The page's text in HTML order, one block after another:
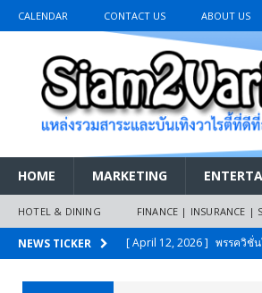
CALENDAR CONTACT US ABOUT US
HOME MARKETING
HOTEL & DINING FINANCE | INSURANCE |
NEWS TICKER [ April 12, 2026 ] พรรควิชั่